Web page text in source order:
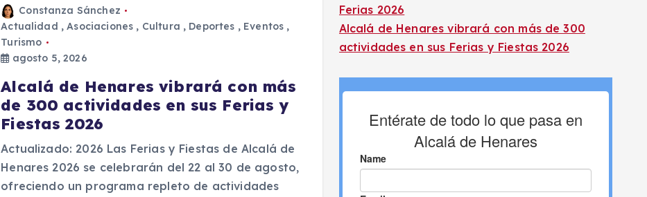
Constanza Sánchez
Actualidad ,Asociaciones , Cultura , Deportes , Eventos ,
Turismo
agosto 5, 2026
Alcalá de Henares vibrará con más
de 300 actividades en sus Ferias y
Fiestas 2026
Actualizado: 2026 Las Ferias y Fiestas de Alcalá de
Henares 2026 se celebrarán del 22 al 30 de agosto,
ofreciendo un programa repleto de actividades
Ferias 2026
Alcalá de Henares vibrará con más de 300
actividades en sus Ferias y Fiestas 2026